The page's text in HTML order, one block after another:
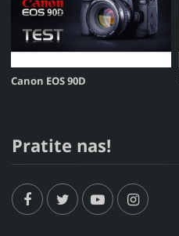
Canon EOS 90D
Pratite nas!